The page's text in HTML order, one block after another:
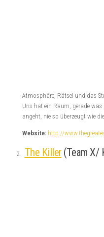
Atmosphäre, Rätsel und das
Uns hat ein Raum, gerade
angeht, nie so überzeugt wie
Website: http://
The Killer(Team X/